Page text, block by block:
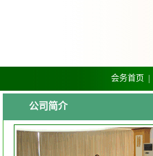
会务首页
公司简介